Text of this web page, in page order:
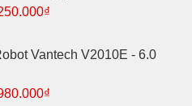
₫
tại
Vantech V2010E - 6.0
₫